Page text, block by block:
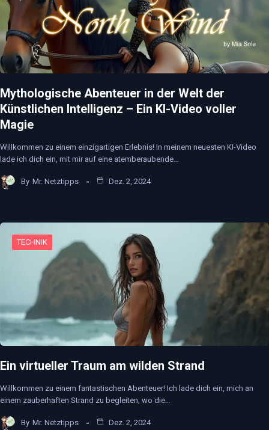
Mythologische Abenteuer in der Welt der
Künstlichen Intelligenz – Ein KI-Video voller
Magie
Willkommen zu einem einzigartigen Erlebnis! In meinem neuesten KI-Video
lade ich dich ein, mit mir auf eine atemberaubende…
By Mr. Netztipps Dez. 2, 2024
TECHNIK
Ein virtueller Traum am wilden Strand
Willkommen zu einem fantastischen Abenteuer! Ich lade dich ein, mich an
einem zauberhaften Strand zu begleiten, wo die…
By Mr. Netztipps Dez. 2, 2024